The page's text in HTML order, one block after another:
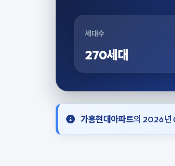
세대수
270세대
가흥현대아파트의 2026년